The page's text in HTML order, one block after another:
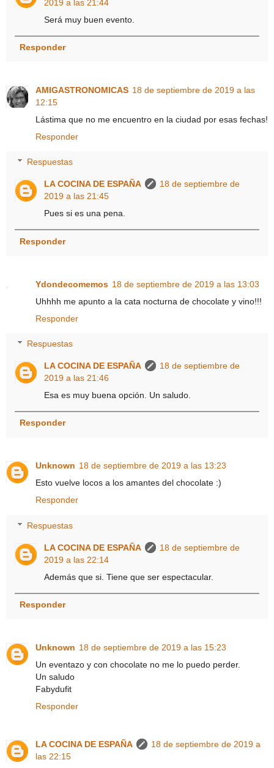
2019 a las 21:44
Será muy buen evento.
Responder
AMIGASTRONOMICAS 18 de septiembre de 2019 a las
12:15
Lástima que no me encuentro en la ciudad por esas fechas!
Responder
Respuestas
LA COCINA DE ESPAÑA
18 de septiembre de
2019 a las 21:45
Pues si es una pena.
Responder
Ydondecomemos 18 de septiembre de 2019 a las 13:03
Uhhhh me apunto a la cata nocturna de chocolate y vino!!!
Responder
Respuestas
LA COCINA DE ESPAÑA
18 de septiembre de
2019 a las 21:46
Esa es muy buena opción. Un saludo.
Responder
Unknown 18 de septiembre de 2019 a las 13:23
Esto vuelve locos a los amantes del chocolate :)
Responder
Respuestas
LA COCINA DE ESPAÑA
18 de septiembre de
2019 a las 22:14
Además que si. Tiene que ser espectacular.
Responder
Unknown 18 de septiembre de 2019 a las 15:23
Un eventazo y con chocolate no me lo puedo perder.
Un saludo
Fabydufit
Responder
LA COCINA DE ESPAÑA
18 de septiembre de 2019 a
las 22:15